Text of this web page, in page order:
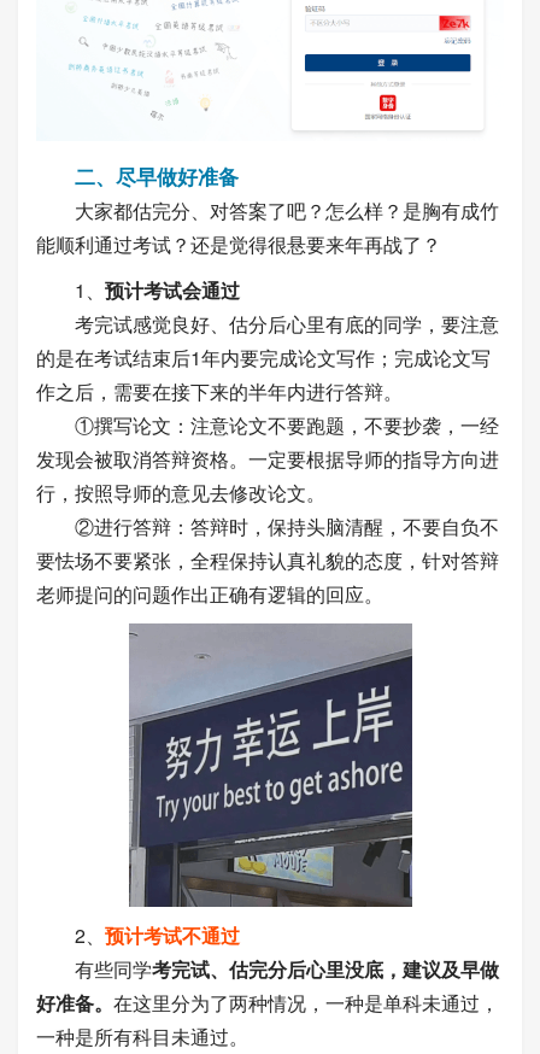
二、尽早做好准备
大家都估完分、对答案了吧？怎么样？是胸有成竹
能顺利通过考试？还是觉得很悬要来年再战了？
1、 预计考试会通过
考完试感觉良好、估分后心里有底的同学，要注意
的是在考试结束后1年内要完成论文写作；完成论文写
作之后，需要在接下来的半年内进行答辩。
①撰写论文：注意论文不要跑题，不要抄袭，一经
发现会被取消答辩资格。一定要根据导师的指导方向进
行，按照导师的意见去修改论文。
②进行答辩：答辩时，保持头脑清醒，不要自负不
要怯场不要紧张，全程保持认真礼貌的态度，针对答辩
老师提问的问题作出正确有逻辑的回应。
2、 预计考试不通过
有些同学考完试、估完分后心里没底，建议及早做
好准备。 在这里分为了两种情况，一种是单科未通过，
一种是所有科目未通过。